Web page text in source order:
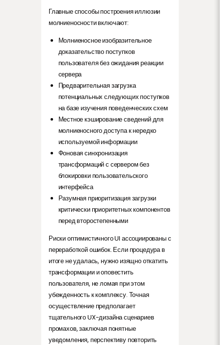
Главные способы построения иллюзии
молниеносности включают:
Молниеносное изобразительное
доказательство поступков
пользователя без ожидания реакции
сервера
Предварительная загрузка
потенциальных следующих поступков
на базе изучения поведенческих схем
Местное кэширование сведений для
молниеносного доступа к нередко
используемой информации
Фоновая синхронизация
трансформаций с сервером без
блокировки пользовательского
интерфейса
Разумная приоритизация загрузки
критически приоритетных компонентов
перед второстепенными
Риски оптимистичного UI ассоциированы с
переработкой ошибок. Если процедура в
итоге не удалась, нужно изящно откатить
трансформации и оповестить
пользователя, не ломая при этом
убежденность к комплексу. Точная
осуществление предполагает
тщательного UX-дизайна сценариев
промахов, заключая понятные
уведомления, перспективу повторить